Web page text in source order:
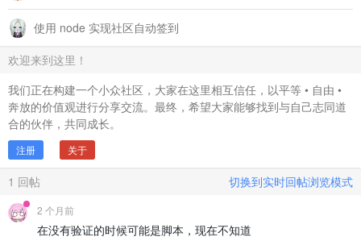
使用 node 实现社区自动签到
欢迎来到这里！
我们正在构建一个小众社区，大家在这里相互信任，以平等 • 自由 •
奔放的价值观进行分享交流。最终，希望大家能够找到与自己志同道
合的伙伴，共同成长。
注册 关于
1 回帖 切换到实时回帖浏览模式
2 个月前
在没有验证的时候可能是脚本，现在不知道